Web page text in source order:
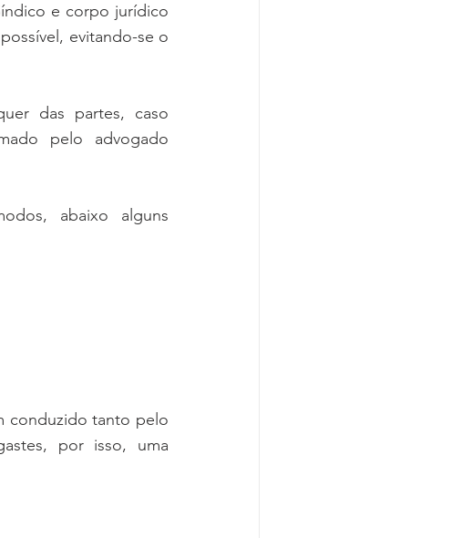
e corpo jurídico
evitando-se o
das partes, caso
pelo advogado
abaixo alguns
conduzido tanto pelo
por isso, uma